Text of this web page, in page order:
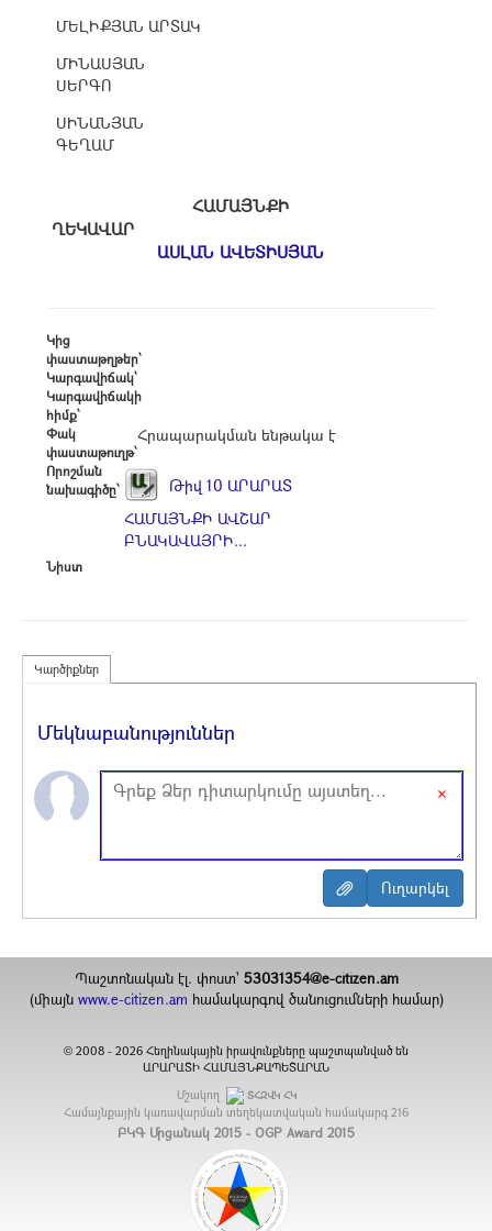
ՄԵԼԻՔՅԱՆ ԱՐՏԱԿ
ՄԻՆԱՍՅԱՆ
ՍԵՐԳՈ
ՍԻՆԱՆՅԱՆ
ԳԵՂԱՄ
ՀԱՄԱՅՆՔԻ
ՂԵԿԱՎԱՐ
ԱՍԼԱՆ ԱՎԵՏԻՍՅԱՆ
Կից
փաստաթղթեր՝
Կարգավիճակ՝
Կարգավիճակի
հիմք՝
Փակ
փաստաթուղթ՝
Հրապարակման ենթակա է
Որոշման
նախագիծը՝
Թիվ 10 ԱՐԱՐԱՏ
ՀԱՄԱՅՆՔԻ ԱՎՇԱՐ
ԲՆԱԿԱՎԱՅՐԻ...
Նիստ
Կարծիքներ
Մեկնաբանություններ
×
Պաշտոնական էլ. փոստ` 53031354@e-citizen.am
(միայն www.e-citizen.am համակարգով ծանուցումների համար)
© 2008 -2026 Հեղինակային իրավունքները պաշտպանված են
ԱՐԱՐԱՏԻ ՀԱՄԱՅՆՔԱՊԵՏԱՐԱՆ
Մշակող
ՏՀԶՎԿ ՀԿ
Համայնքային կառավարման տեղեկատվական համակարգ 216
ԲԿԳ Մրցանակ 2015 - OGP Award 2015